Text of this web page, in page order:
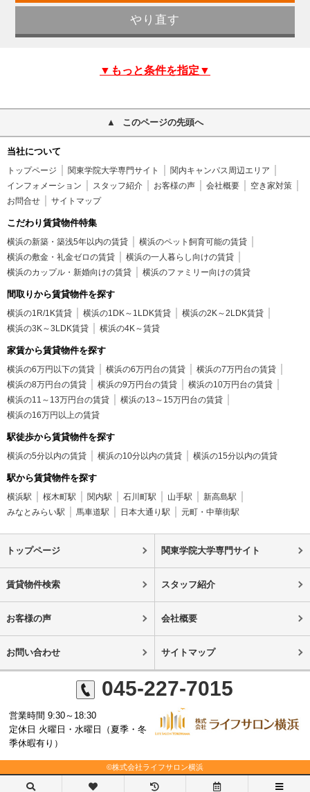
▼もっと条件を指定▼
このページの先頭へ
当社について
トップページ 関東学院大学専門サイト
関内キャンパス周辺エリア
インフォメーション
スタッフ紹介 お客様の声 会社概要
空き家対策
お問合せ
サイトマップ
こだわり賃貸物件特集
横浜の新築・築浅5年以内の賃貸
横浜のペット飼育可能の賃貸
横浜の敷金・礼金ゼロの賃貸
横浜の一人暮らし向けの賃貸
横浜のカップル・新婚向けの賃貸
横浜のファミリー向けの賃貸
間取りから賃貸物件を探す
横浜の1R/1K賃貸 横浜の1DK～1LDK賃貸
横浜の2K～2LDK賃貸
横浜の3K～3LDK賃貸
横浜の4K～賃貸
家賃から賃貸物件を探す
横浜の6万円以下の賃貸 横浜の6万円台の賃貸
横浜の7万円台の賃貸
横浜の8万円台の賃貸
横浜の9万円台の賃貸
横浜の10万円台の賃貸
横浜の11～13万円台の賃貸
横浜の13～15万円台の賃貸
横浜の16万円以上の賃貸
駅徒歩から賃貸物件を探す
横浜の5分以内の賃貸 横浜の10分以内の賃貸 横浜の15分以内の賃貸
駅から賃貸物件を探す
横浜駅 桜木町駅 関内駅 石川町駅 山手駅
新高島駅
みなとみらい駅
馬車道駅 日本大通り駅 元町・中華街駅
トップページ 関東学院大学専門サイト
賃貸物件検索 スタッフ紹介
お客様の声 会社概要
お問い合わせ サイトマップ
045-227-7015
営業時間 9:30～18:30
定休日 火曜日・水曜日（夏季・冬
季休暇有り）
©株式会社ライフサロン横浜